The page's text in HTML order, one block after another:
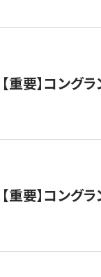
【重要】コング
【重要】コング